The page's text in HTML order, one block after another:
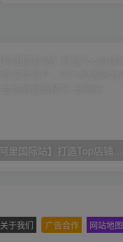
【阿里国际站】打造Top店铺&获得优质询盘客户，​95%的国际站讲师不会说的运营技巧
关于我们 广告合作 网站地图